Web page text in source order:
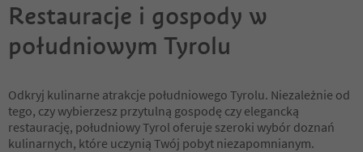
Restauracje i gospody w
południowym Tyrolu
Odkryj kulinarne atrakcje południowego Tyrolu. Niezależnie od
tego, czy wybierzesz przytulną gospodę czy elegancką
restaurację, południowy Tyrol oferuje szeroki wybór doznań
kulinarnych, które uczynią Twój pobyt niezapomnianym.